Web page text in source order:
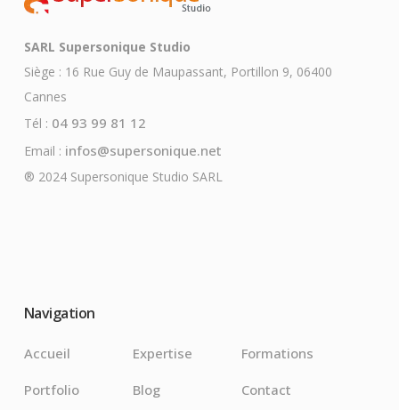
SARL Supersonique Studio
Siège : 16 Rue Guy de Maupassant, Portillon 9, 06400
Cannes
Tél : 04 93 99 81 12
Email : infos@supersonique.net
® 2024 Supersonique Studio SARL
Navigation
Accueil Expertise Formations
Portfolio Blog Contact